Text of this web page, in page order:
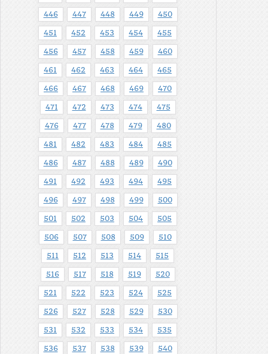
446 447 448 449 450
451 452 453 454 455
456 457 458 459 460
461 462 463 464 465
466 467 468 469 470
471 472 473 474 475
476 477 478 479 480
481 482 483 484 485
486 487 488 489 490
491 492 493 494 495
496 497 498 499 500
501 502 503 504 505
506 507 508 509 510
511 512 513 514 515
516 517 518 519 520
521 522 523 524 525
526 527 528 529 530
531 532 533 534 535
536 537 538 539 540